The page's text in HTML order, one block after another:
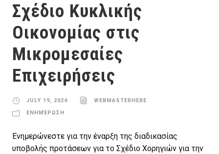
Σχέδιο Κυκλικής
Οικονομίας στις
Μικρομεσαίες
Επιχειρήσεις
JULY 19, 2024
WEBMASTERHERE
ΕΝΗΜΈΡΩΣΗ
Ενημερώνεστε για την έναρξη της διαδικασίας
υποβολής προτάσεων για το Σχέδιο Χορηγιών για την